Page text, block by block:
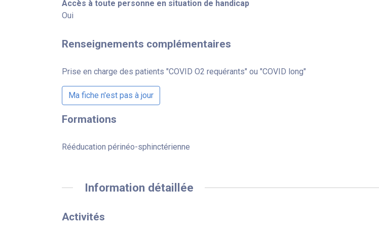
Accès à toute personne en situation de handicap
Oui
Renseignements complémentaires
Prise en charge des patients "COVID O2 requérants" ou "COVID long"
Ma fiche n'est pas à jour
Formations
Rééducation périnéo-sphinctérienne
Information détaillée
Activités